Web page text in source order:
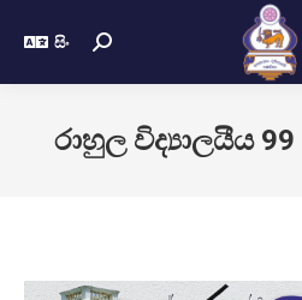
සිං
රාහුල විද්‍යාලයීය